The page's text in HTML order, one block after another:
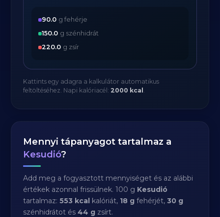
90.0 g fehérje
150.0 g szénhidrát
220.0 g zsír
Kattints egy adagra a kalkulátor automatikus
feltöltéséhez. Napi kalóriacél: 2000 kcal .
Mennyi tápanyagot tartalmaz a
Kesudió?
Add meg a fogyasztott mennyiséget és az alábbi
értékek azonnal frissülnek. 100 g Kesudió
tartalmaz:553 kcal kalóriát, 18 g fehérjét,30 g
szénhidrátot és44 g zsírt.